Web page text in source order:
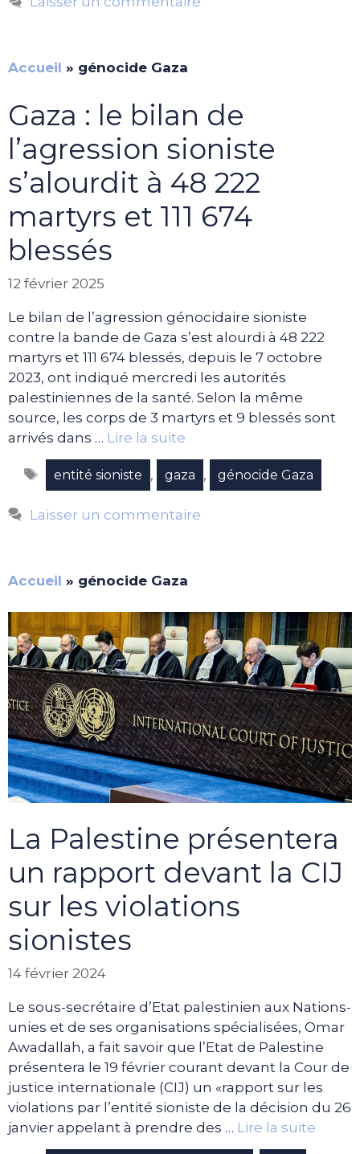
Accueil » génocide Gaza
Gaza : le bilan de
l’agression sioniste
s’alourdit à 48 222
martyrs et 111 674
blessés
12 février 2025
Le bilan de l’agression génocidaire sioniste
contre la bande de Gaza s’est alourdi à 48 222
martyrs et 111 674 blessés, depuis le 7 octobre
2023, ont indiqué mercredi les autorités
palestiniennes de la santé. Selon la même
source, les corps de 3 martyrs et 9 blessés sont
arrivés dans … Lire la suite
Étiquettes
entité sioniste , gaza , génocide Gaza
Laisser un commentaire
Accueil » génocide Gaza
La Palestine présentera
un rapport devant la CIJ
sur les violations
sionistes
14 février 2024
Le sous-secrétaire d’Etat palestinien aux Nations-
unies et de ses organisations spécialisées, Omar
Awadallah, a fait savoir que l’Etat de Palestine
présentera le 19 février courant devant la Cour de
justice internationale (CIJ) un «rapport sur les
violations par l’entité sioniste de la décision du 26
janvier appelant à prendre des … Lire la suite